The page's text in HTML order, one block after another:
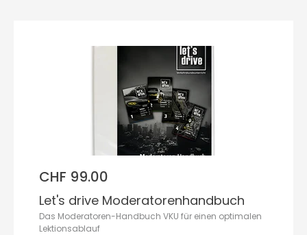
CHF 99.00
Let's drive Moderatorenhandbuch
Das Moderatoren-Handbuch VKU für einen optimalen
Lektionsablauf